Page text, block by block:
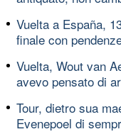
Vuelta a España,
finale con
Vuelta, Wout van
avevo pensato di
Tour, dietro sua
Evenepoel di